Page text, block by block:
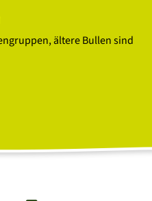
ältere Bullen sind